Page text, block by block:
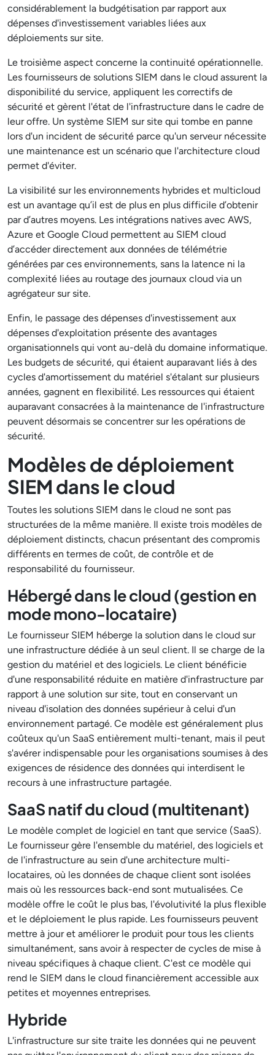
considérablement la budgétisation par rapport aux
dépenses d'investissement variables liées aux
déploiements sur site.
Le troisième aspect concerne la continuité opérationnelle.
Les fournisseurs de solutions SIEM dans le cloud assurent la
disponibilité du service, appliquent les correctifs de
sécurité et gèrent l'état de l'infrastructure dans le cadre de
leur offre. Un système SIEM sur site qui tombe en panne
lors d'un incident de sécurité parce qu'un serveur nécessite
une maintenance est un scénario que l'architecture cloud
permet d'éviter.
La visibilité sur les environnements hybrides et multicloud
est un avantage qu’il est de plus en plus difficile d’obtenir
par d’autres moyens. Les intégrations natives avec AWS,
Azure et Google Cloud permettent au SIEM cloud
d’accéder directement aux données de télémétrie
générées par ces environnements, sans la latence ni la
complexité liées au routage des journaux cloud via un
agrégateur sur site.
Enfin, le passage des dépenses d'investissement aux
dépenses d'exploitation présente des avantages
organisationnels qui vont au-delà du domaine informatique.
Les budgets de sécurité, qui étaient auparavant liés à des
cycles d'amortissement du matériel s'étalant sur plusieurs
années, gagnent en flexibilité. Les ressources qui étaient
auparavant consacrées à la maintenance de l'infrastructure
peuvent désormais se concentrer sur les opérations de
sécurité.
Modèles de déploiement
SIEM dans le cloud
Toutes les solutions SIEM dans le cloud ne sont pas
structurées de la même manière. Il existe trois modèles de
déploiement distincts, chacun présentant des compromis
différents en termes de coût, de contrôle et de
responsabilité du fournisseur.
Hébergé dans le cloud (gestion en
mode mono-locataire)
Le fournisseur SIEM héberge la solution dans le cloud sur
une infrastructure dédiée à un seul client. Il se charge de la
gestion du matériel et des logiciels. Le client bénéficie
d'une responsabilité réduite en matière d'infrastructure par
rapport à une solution sur site, tout en conservant un
niveau d'isolation des données supérieur à celui d'un
environnement partagé. Ce modèle est généralement plus
coûteux qu'un SaaS entièrement multi-tenant, mais il peut
s'avérer indispensable pour les organisations soumises à des
exigences de résidence des données qui interdisent le
recours à une infrastructure partagée.
SaaS natif du cloud (multitenant)
Le modèle complet de logiciel en tant que service (SaaS).
Le fournisseur gère l'ensemble du matériel, des logiciels et
de l'infrastructure au sein d'une architecture multi-
locataires, où les données de chaque client sont isolées
mais où les ressources back-end sont mutualisées. Ce
modèle offre le coût le plus bas, l'évolutivité la plus flexible
et le déploiement le plus rapide. Les fournisseurs peuvent
mettre à jour et améliorer le produit pour tous les clients
simultanément, sans avoir à respecter de cycles de mise à
niveau spécifiques à chaque client. C'est ce modèle qui
rend le SIEM dans le cloud financièrement accessible aux
petites et moyennes entreprises.
Hybride
L'infrastructure sur site traite les données qui ne peuvent